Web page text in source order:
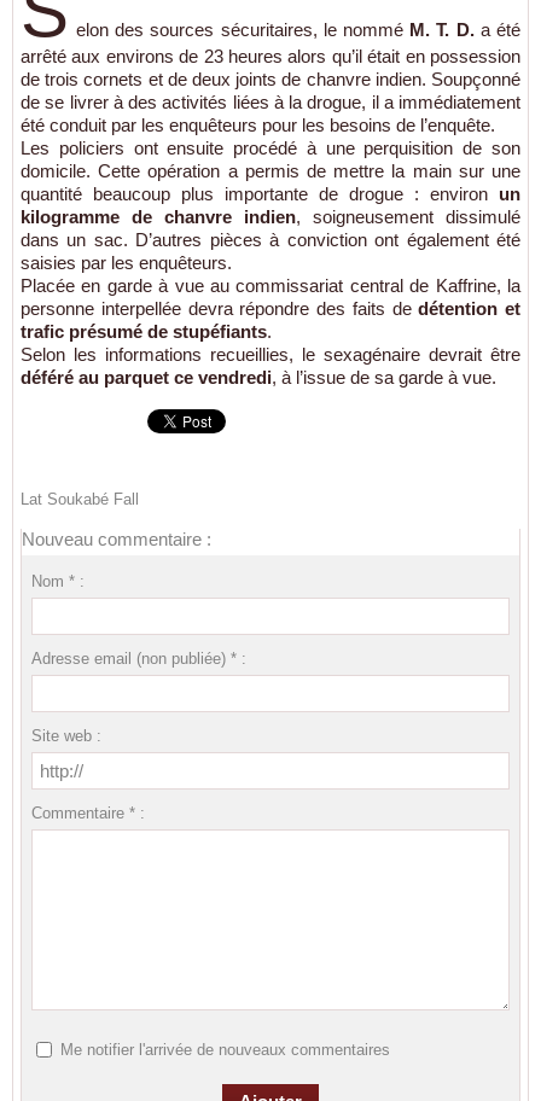
elon des sources sécuritaires, le nommé M. T. D.a été
arrêté aux environs de 23 heures alors qu’il était en possession
de trois cornets et de deux joints de chanvre indien. Soupçonné
de se livrer à des activités liées à la drogue, il a immédiatement
été conduit par les enquêteurs pour les besoins de l’enquête.
Les policiers ont ensuite procédé à une perquisition de son
domicile. Cette opération a permis de mettre la main sur une
quantité beaucoup plus importante de drogue : environ un
kilogramme de chanvre indien, soigneusement dissimulé
dans un sac. D’autres pièces à conviction ont également été
saisies par les enquêteurs.
Placée en garde à vue au commissariat central de Kaffrine, la
personne interpellée devra répondre des faits dedétention et
trafic présumé de stupéfiants.
Selon les informations recueillies, le sexagénaire devrait être
déféré au parquet ce vendredi, à l’issue de sa garde à vue.
Lat Soukabé Fall
Nouveau commentaire :
Nom * :
Adresse email (non publiée) * :
Site web :
Commentaire * :
Me notifier l'arrivée de nouveaux commentaires